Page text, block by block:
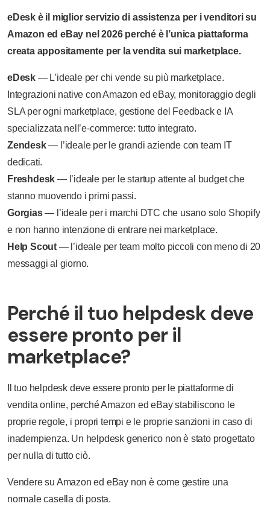
eDesk è il miglior servizio di assistenza per i venditori su
Amazon ed eBay nel 2026 perché è l’unica piattaforma
creata appositamente per la vendita sui marketplace.
eDesk — L’ideale per chi vende su più marketplace.
Integrazioni native con Amazon ed eBay, monitoraggio degli
SLA per ogni marketplace, gestione del Feedback e IA
specializzata nell’e-commerce: tutto integrato.
Zendesk— l’ideale per le grandi aziende con team IT
dedicati.
Freshdesk — l’ideale per le startup attente al budget che
stanno muovendo i primi passi.
Gorgias— l’ideale per i marchi DTC che usano solo Shopify
e non hanno intenzione di entrare nei marketplace.
Help Scout — l’ideale per team molto piccoli con meno di 20
messaggi al giorno.
Perché il tuo helpdesk deve
essere pronto per il
marketplace?
Il tuo helpdesk deve essere pronto per le piattaforme di
vendita online, perché Amazon ed eBay stabiliscono le
proprie regole, i propri tempi e le proprie sanzioni in caso di
inadempienza. Un helpdesk generico non è stato progettato
per nulla di tutto ciò.
Vendere su Amazon ed eBay non è come gestire una
normale casella di posta.